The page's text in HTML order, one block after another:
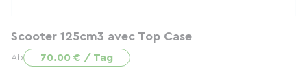
Scooter 125cm3 avec Top Case
Ab 70.00 € / Tag